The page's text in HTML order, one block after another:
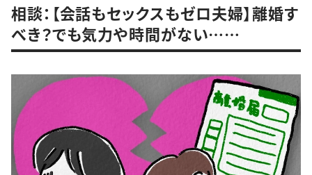
相談：【会話もセックスもゼロ夫婦】離婚す
べき？でも気力や時間がない……